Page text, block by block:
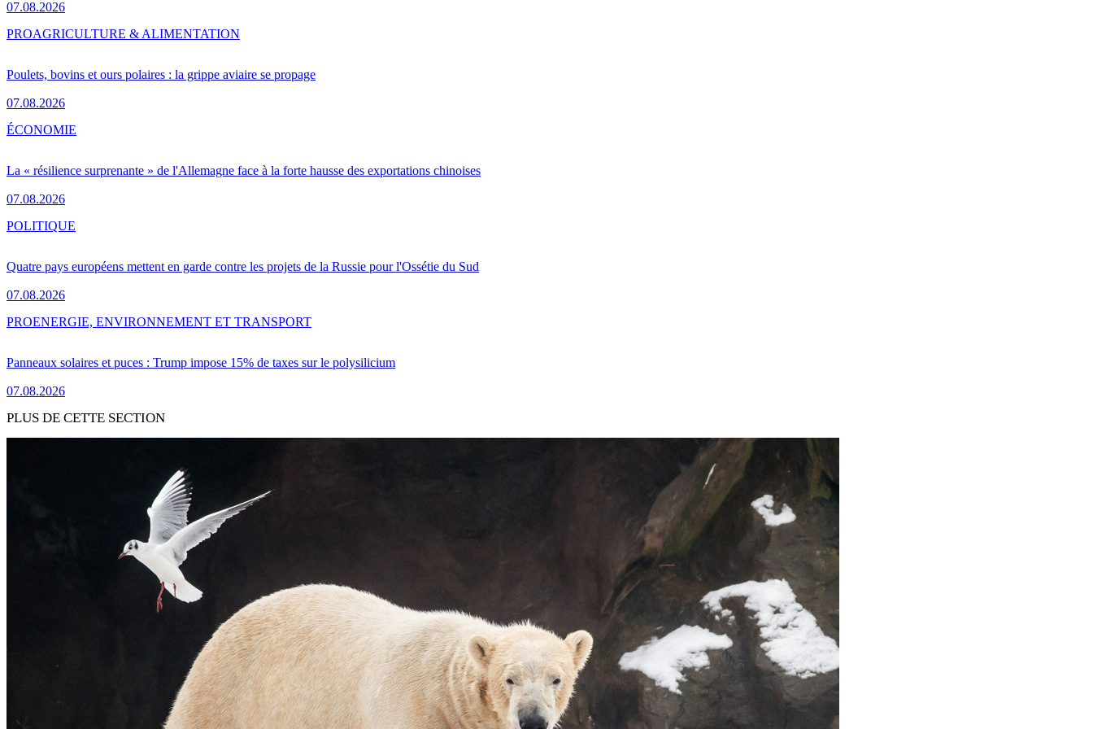
07.08.2026
Poulets, bovins et ours polaires : la grippe aviaire se propage
07.08.2026
PROAGRICULTURE & ALIMENTATION
La « résilience surprenante » de l'Allemagne face à la forte hausse des exportations chinoises
07.08.2026
ÉCONOMIE
Quatre pays européens mettent en garde contre les projets de la Russie pour l'Ossétie du Sud
07.08.2026
POLITIQUE
Panneaux solaires et puces : Trump impose 15% de taxes sur le polysilicium
07.08.2026
PROENERGIE, ENVIRONNEMENT ET TRANSPORT
PLUS DE CETTE SECTION